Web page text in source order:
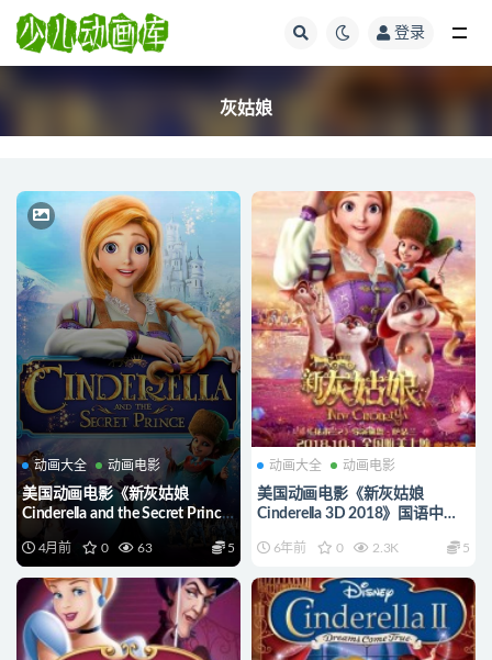
登录
灰姑娘
动画大全 动画电影
美国动画电影《新灰姑娘
Cinderella and the Secret Prince
纯净收藏版 1080P/MKV/2.43G
4月前 0 63 5
动画大全 动画电影
美国动画电影《新灰姑娘
Cinderella 3D 2018》国语中字
姑娘下载
6年前 0 2.3K 5